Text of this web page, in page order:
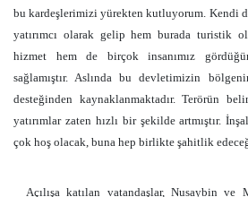
bu kardeşlerimizi yürekten kutluyorum. Kendi
yatırımcı olarak gelip hem burada turistik
hizmet hem de birçok insanımız
sağlamıştır. Aslında bu devletimizin
desteğinden kaynaklanmaktadır. Terörün
yatırımlar zaten hızlı bir şekilde artmıştır.
çok hoş olacak, buna hep birlikte şahitlik
Açılışa katılan vatandaşlar, Nusaybin ve